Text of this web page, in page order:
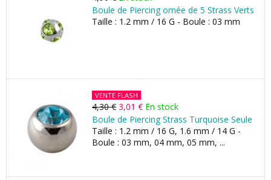
Boule de Piercing ornée de 5 Strass Verts
Taille : 1.2 mm / 16 G - Boule : 03 mm
VENTE FLASH
4,30 € 3,01 € En stock
Boule de Piercing Strass Turquoise Seule
Taille : 1.2 mm / 16 G, 1.6 mm / 14 G -
Boule : 03 mm, 04 mm, 05 mm, ...